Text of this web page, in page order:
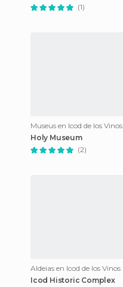
(1)
Museus en Icod de los Vinos
Holy Museum
(2)
Aldeias en Icod de los Vinos
Icod Historic Complex